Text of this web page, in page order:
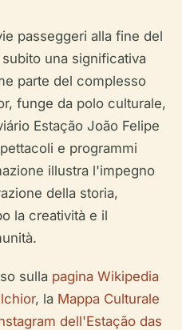
passeggeri alla fine del
una significativa
parte del complesso
funge da polo culturale,
Estação João Felipe
e programmi
illustra l'impegno
della storia,
la creatività e il
sulla pagina Wikipedia
, la Mappa Culturale
dell'Estação das